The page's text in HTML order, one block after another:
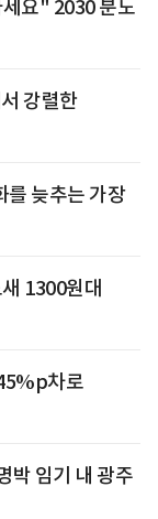
요" 2030 분노
강렬한
를 늦추는 가장
1300원대
차로
박 임기 내 광주